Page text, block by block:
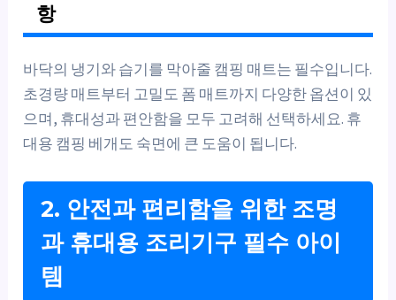
항
바닥의 냉기와 습기를 막아줄 캠핑 매트는 필수입니다.
초경량 매트부터 고밀도 폼 매트까지 다양한 옵션이 있
으며, 휴대성과 편안함을 모두 고려해 선택하세요. 휴
대용 캠핑 베개도 숙면에 큰 도움이 됩니다.
2. 안전과 편리함을 위한 조명
과 휴대용 조리기구 필수 아이
템